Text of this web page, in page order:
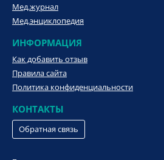
Мед.журнал
Мед.энциклопедия
ИНФОРМАЦИЯ
Как добавить отзыв
Правила сайта
Политика конфиденциальности
КОНТАКТЫ
Обратная связь